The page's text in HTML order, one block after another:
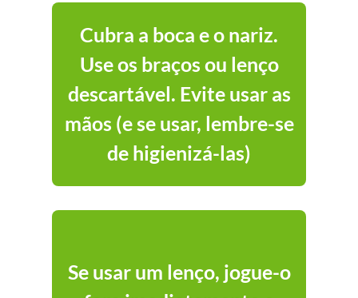
Cubra a boca e o nariz.
Use os braços ou lenço
descartável. Evite usar as
mãos (e se usar, lembre-se
de higienizá-las)
Se usar um lenço, jogue-o